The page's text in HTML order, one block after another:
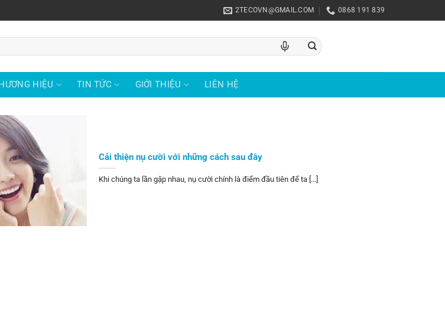
2TECOVN@GMAIL.COM 0868 191 839
HIỆU TIN TỨC GIỚI THIỆU LIÊN HỆ
Cải thiện nụ cười với những cách sau đây
Khi chúng ta lần gặp nhau, nụ cười chính là điểm đầu tiên để ta [...]